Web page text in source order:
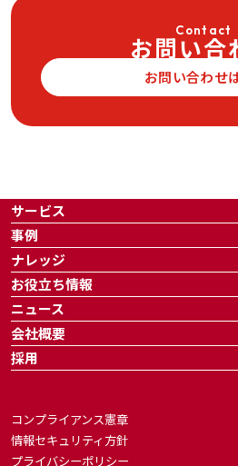
Contact
お問い合
お問い合わせ
サービス
事例
ナレッジ
お役立ち情報
ニュース
会社概要
採用
コンプライアンス憲章
情報セキュリティ方針
プライバシーポリシー